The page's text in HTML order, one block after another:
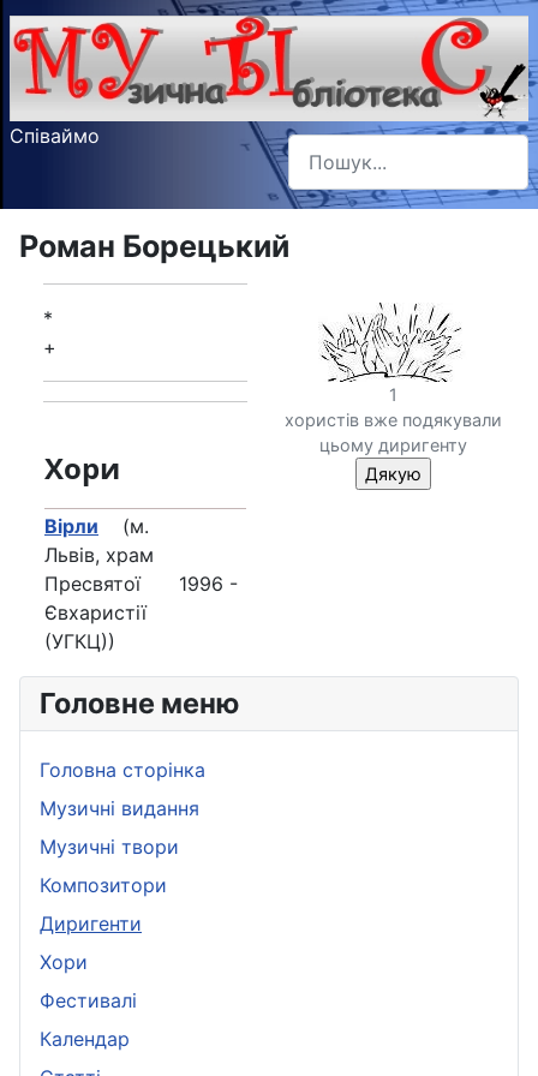
Співаймо Пошук
Type 2 or more characters
Головне меню
Головна сторінка
Музичні видання
Музичні твори
Композитори
Диригенти
Хори
Фестивалі
Календар
Роман Борецький
1
хористів вже подякували
цьому диригенту
*
+
Хори
Вірли (м.
Львів, храм
Пресвятої
Євхаристії
(УГКЦ))
1996 -